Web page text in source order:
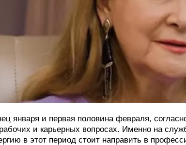
января и первая половина февраля,
и карьерных вопросах. Именно на
в этот период стоит направить в